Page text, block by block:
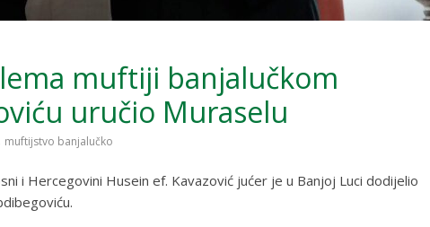
muftiji banjalučkom
uručio Muraselu
muftijstvo banjalučko
i Hercegovini Husein ef. Kavazović jućer je u Banjoj Luci dodijelio